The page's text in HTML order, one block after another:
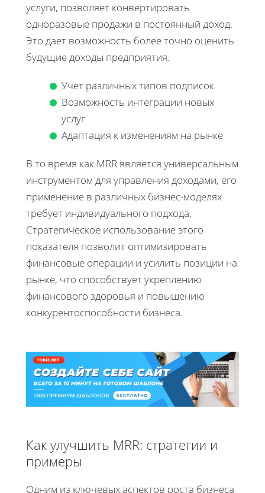
услуги, позволяет конвертировать
одноразовые продажи в постоянный доход.
Это дает возможность более точно оценить
будущие доходы предприятия.
Учет различных типов подписок
Возможность интеграции новых
услуг
Адаптация к изменениям на рынке
В то время как MRR является универсальным
инструментом для управления доходами, его
применение в различных бизнес-моделях
требует индивидуального подхода.
Стратегическое использование этого
показателя позволит оптимизировать
финансовые операции и усилить позиции на
рынке, что способствует укреплению
финансового здоровья и повышению
конкурентоспособности бизнеса.
Как улучшить MRR: стратегии и
примеры
Одним из ключевых аспектов роста бизнеса